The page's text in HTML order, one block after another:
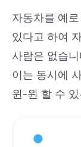
자동차를 예
있다고 하여
사람은 없습
이는 동시에
윈-윈 할 수